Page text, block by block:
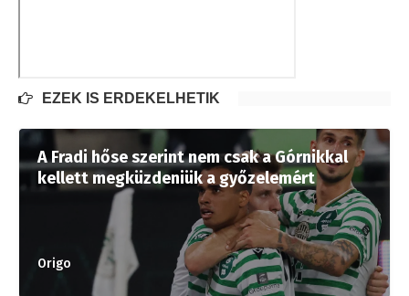
EZEK IS ÉRDEKELHETIK
A Fradi hőse szerint nem csak a Górnikkal
kellett megküzdeniük a győzelemért
Origo